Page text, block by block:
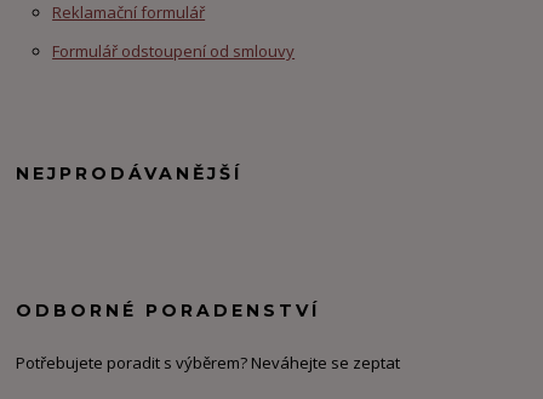
Reklamační formulář
Formulář odstoupení od smlouvy
NEJPRODÁVANĚJŠÍ
ODBORNÉ PORADENSTVÍ
Potřebujete poradit s výběrem? Neváhejte se zeptat